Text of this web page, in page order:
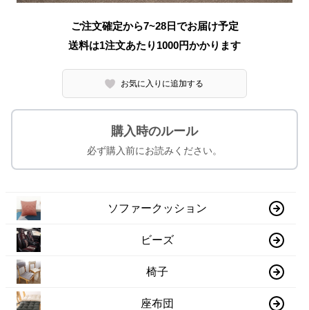
ご注文確定から7~28日でお届け予定
送料は1注文あたり 1000円かかります
お気に入りに追加する
購入時のルール
必ず購入前にお読みください。
ソファークッション
ビーズ
椅子
座布団